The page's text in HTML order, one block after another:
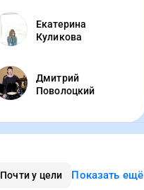
Екатерина
Куликова
Дмитрий
Поволоцкий
Почти у цели Показать ещё